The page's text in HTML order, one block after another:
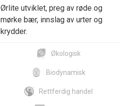
Ørlite utviklet, preg av røde og
mørke bær, innslag av urter og
krydder.
Økologisk
Biodynamisk
Rettferdig handel